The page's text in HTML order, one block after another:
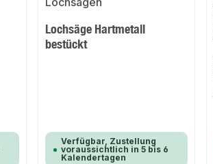
Lochsäge Hartmetall
bestückt
Verfügbar, Zustellung
voraussichtlich in 5 bis 6
Kalendertagen